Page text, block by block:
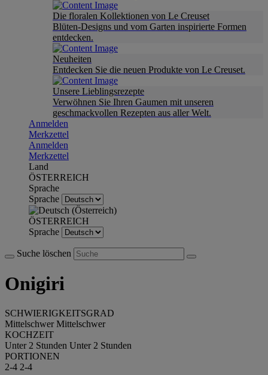
Die floralen Kollektionen von Le Creuset
Blüten-Designs und vom Garten inspirierte Formen
entdecken.
Neuheiten
Entdecken Sie die neuen Produkte von Le Creuset.
Unsere Lieblingsrezepte
Verwöhnen Sie Ihren Gaumen mit unseren
geschmackvollen Rezepten aus aller Welt.
Anmelden
Merkzettel
Anmelden
Merkzettel
Land
ÖSTERREICH
Sprache
Sprache
ÖSTERREICH
Sprache
Suche löschen
Onigiri
SCHWIERIGKEITSGRAD
Mittelschwer Mittelschwer
KOCHZEIT
Unter 2 Stunden Unter 2 Stunden
PORTIONEN
2-4 2-4